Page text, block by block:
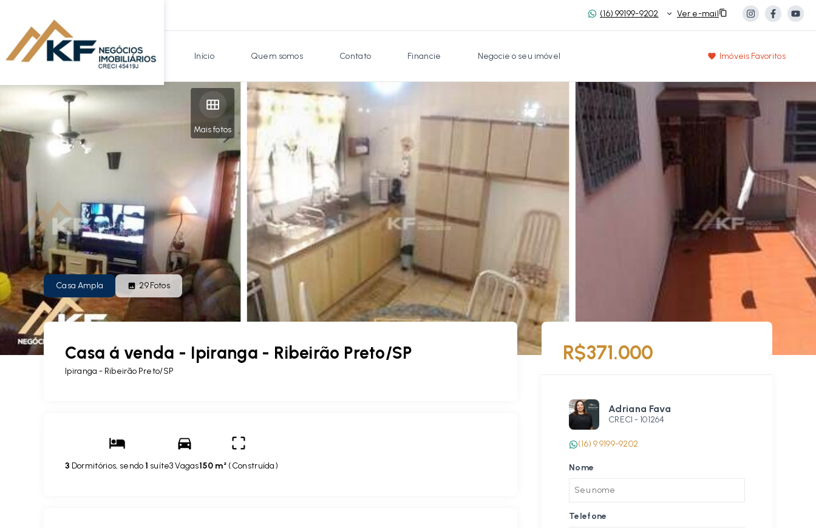
(16) 99199-9202 Ver e-mail
Início Quem somos Contato Financie Negocie o seu imóvel Imóveis Favoritos
Mais fotos
Casa Ampla 29Fotos
Casa á venda - Ipiranga - Ribeirão Preto/SP
Ipiranga - Ribeirão Preto/SP
3 Dormitórios, sendo1 suíte3 Vagas150 m² (Construída)
R$371.000
Adriana Fava
CRECI - 101264
(16) 9 9199-9202
Nome
Telefone